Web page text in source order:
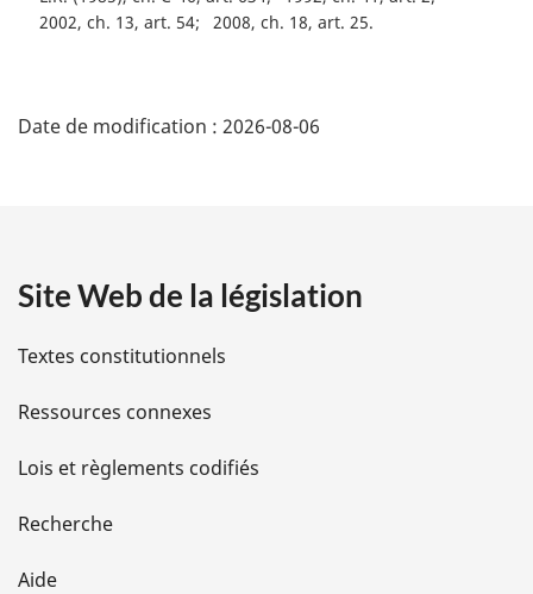
2002, ch. 13, art. 54
2008, ch. 18, art. 25
é
i
l
s
d
e
l
Date de modification : 2026-08-06
Site Web de la législation
Textes constitutionnels
Ressources connexes
Lois et règlements codifiés
Recherche
Aide